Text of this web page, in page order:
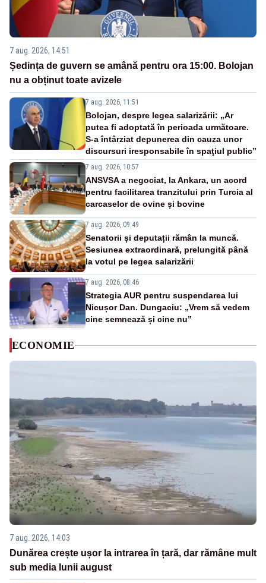
7 aug. 2026, 14:51
Ședința de guvern se amână pentru ora 15:00. Bolojan
nu a obținut toate avizele
7 aug. 2026, 11:51
Bolojan, despre legea salarizării: „Ar
putea fi adoptată în perioada următoare.
S-a întârziat depunerea din cauza unor
discursuri iresponsabile în spaţiul public”
7 aug. 2026, 10:57
ANSVSA a negociat, la Ankara, un acord
pentru facilitarea tranzitului prin Turcia al
carcaselor de ovine și bovine
7 aug. 2026, 09:49
Senatorii și deputații rămân la muncă.
Sesiunea extraordinară, prelungită până
la votul pe legea salarizării
7 aug. 2026, 08:46
Strategia AUR pentru suspendarea lui
Nicușor Dan. Dungaciu: „Vrem să vedem
cine semnează și cine nu”
ECONOMIE
7 aug. 2026, 14:03
Dunărea crește ușor la intrarea în țară, dar rămâne mult
sub media lunii august